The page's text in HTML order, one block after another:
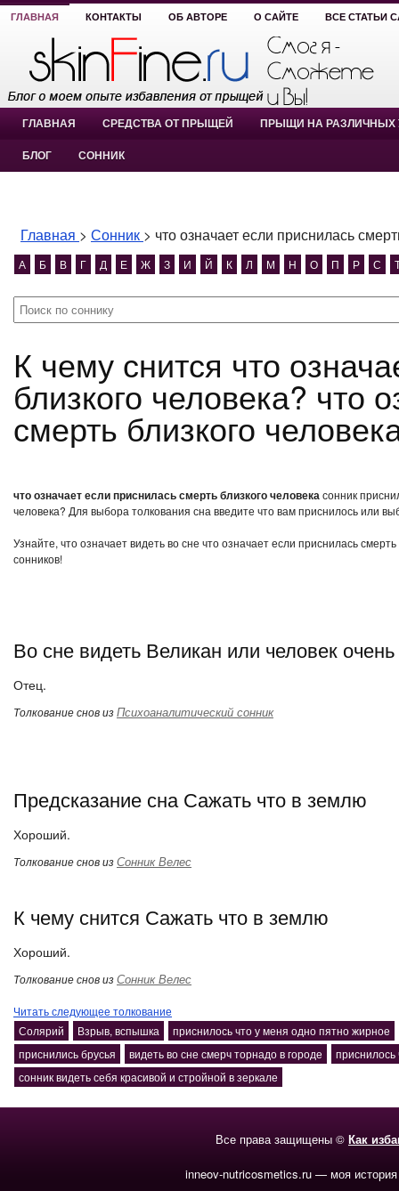
ГЛАВНАЯ КОНТАКТЫ ОБ АВТОРЕ О САЙТЕ ВСЕ СТАТЬИ
ГЛАВНАЯ СРЕДСТВА ОТ ПРЫЩЕЙ ПРЫЩИ НА РАЗЛИЧНЫХ
БЛОГ СОННИК
Главная > Сонник > что означает если приснилась
А Б В Г Д Е Ж З И Й К Л М Н О П Р С
К чему снится что означает если приснилась смерть
близкого человека? что
смерть близкого
что означает если приснилась смерть близкого человекасонник
человека? Для выбора толкования сна введите что вам приснилось или
Узнайте, что означает видеть во сне что означает если приснилась
сонников!
Во сне видеть Великан или человек
Отец.
Толкование снов изПсихоаналитический сонник
Предсказание сна Сажать что в землю
Хороший.
Толкование снов изСонник Велес
К чему снится Сажать что в землю
Хороший.
Толкование снов изСонник Велес
Читать следующее толкование
Солярий
Взрыв, вспышка
приснилось что у меня одно пятно жирное
приснились брусья
видеть во сне смерч торнадо в городе
приснилось
сонник видеть себя красивой и стройной в зеркале
Все права защищены © Как
inneov-nutricosmetics.ru — моя